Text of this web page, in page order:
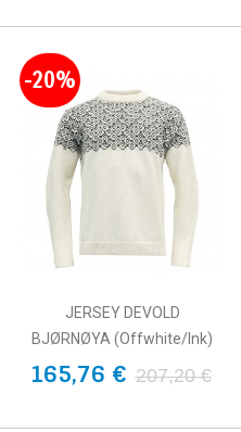
-20%
JERSEY DEVOLD
BJØRNØYA (Offwhite/Ink)
165,76 € 207,20 €